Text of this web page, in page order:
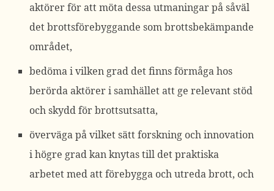
aktörer för att möta dessa utmaningar på såväl
det brottsförebyggande som brottsbekämpande
området,
bedöma i vilken grad det finns förmåga hos
berörda aktörer i samhället att ge relevant stöd
och skydd för brottsutsatta,
överväga på vilket sätt forskning och innovation
i högre grad kan knytas till det praktiska
arbetet med att förebygga och utreda brott, och